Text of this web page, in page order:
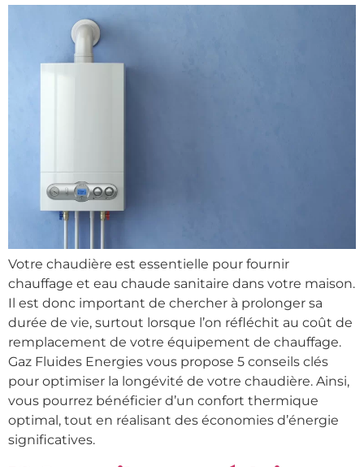
Votre chaudière est essentielle pour fournir
chauffage et eau chaude sanitaire dans votre maison.
Il est donc important de chercher à prolonger sa
durée de vie, surtout lorsque l’on réfléchit au coût de
remplacement de votre équipement de chauffage.
Gaz Fluides Energies vous propose 5 conseils clés
pour optimiser la longévité de votre chaudière. Ainsi,
vous pourrez bénéficier d’un confort thermique
optimal, tout en réalisant des économies d’énergie
significatives.